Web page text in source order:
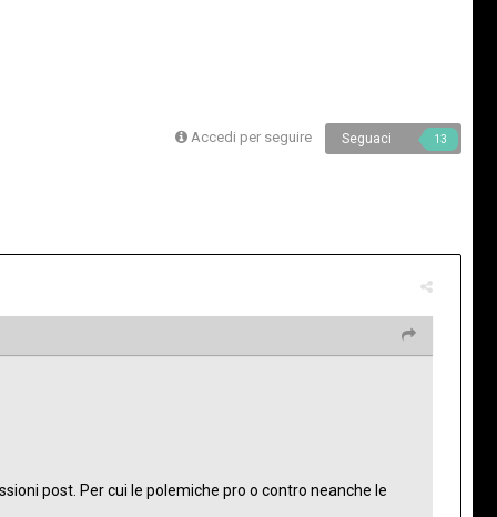
Accedi per seguire Seguaci 13
post. Per cui le polemiche pro o contro neanche le